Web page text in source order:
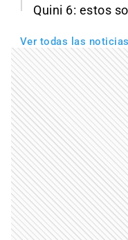
Quini 6: estos
Ver todas las noticias